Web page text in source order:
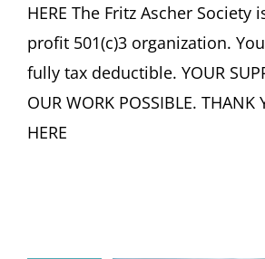
Graphischen
Sammlung,
Freiburg
(Germany)
HERE The Fritz Ascher Society
profit 501(c)3 organization.
fully tax deductible. YOUR
OUR WORK POSSIBLE. THANK
HERE